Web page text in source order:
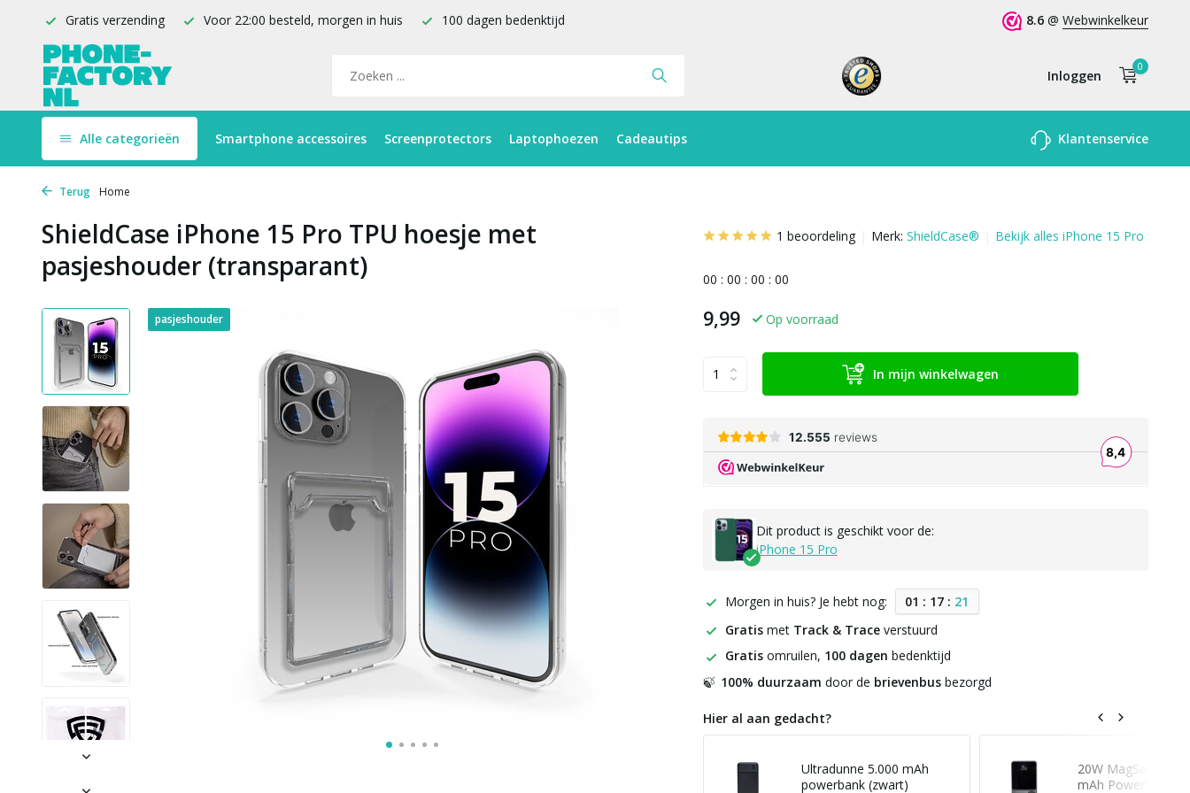
Gratis verzending Voor 22:00 besteld, morgen in huis 100 dagen bedenktijd 8.6 @ Webwinkelkeur
Inloggen
Account
0
Alle categorieën Smartphone accessoires Screenprotectors Laptophoezen Cadeautips Klantenservice
Terug Home
ShieldCase iPhone 15 Pro TPU hoesje met
pasjeshouder (transparant)
pasjeshouder
1 beoordeling Merk: ShieldCase® Bekijk alles iPhone 15 Pro
00 : 00 : 00 : 00
9,99 Op voorraad
In mijn winkelwagen
Dit product is geschikt voor de:
iPhone 15 Pro
Morgen in huis? Je hebt nog: 01 : 17 : 20
Gratismet Track & Traceverstuurd
Gratisomruilen, 100 dagen bedenktijd
🍃 100% duurzaam door de brievenbusbezorgd
Hier al aan gedacht?
Ultradunne 5.000 mAh
powerbank (zwart)
20W MagSafe
mAh Powerbank